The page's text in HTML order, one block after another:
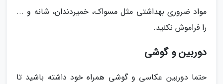
مواد ضروری بهداشتی مثل مسواک، خمیردندان، شانه و ...
را فراموش نکنید.
دوربین و گوشی
حتما دوربین عکاسی و گوشی همراه خود داشته باشید تا